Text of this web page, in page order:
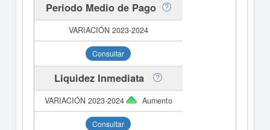
Periodo Medio de Pago
Consultar
Liquidez Inmediata
Aumento
Consultar